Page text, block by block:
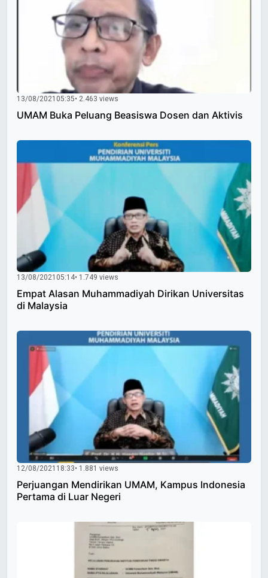
13/08/202105:35• 2.463 views
UMAM Buka Peluang Beasiswa Dosen dan Aktivis
13/08/202105:14• 1.749 views
Empat Alasan Muhammadiyah Dirikan Universitas
di Malaysia
12/08/2021 18:33• 1.881 views
Perjuangan Mendirikan UMAM, Kampus Indonesia
Pertama di Luar Negeri